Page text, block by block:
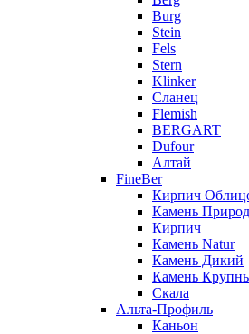
Burg
Stein
Fels
Stern
Klinker
Сланец
Flemish
BERGART
Dufour
Алтай
FineBer
Кирпич
Камень
Кирпич
Камень Natur
Камень Дикий
Камень
Скала
Альта-Профиль
Каньон